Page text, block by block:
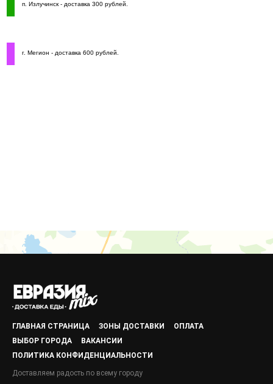
г. Мегион - доставка 600 рублей.
п. Излучинск - доставка 300 рублей.
ГЛАВНАЯ СТРАНИЦА ЗОНЫ ДОСТАВКИ
ОПЛАТА
ВЫБОР ГОРОДА
ВАКАНСИИ
ПОЛИТИКА КОНФИДЕНЦИАЛЬНОСТИ
Доставляем радость по всему городу